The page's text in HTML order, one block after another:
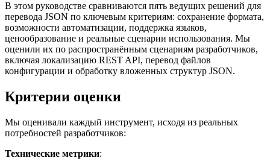
В этом руководстве сравниваются пять ведущих решений для
перевода JSON по ключевым критериям: сохранение формата,
возможности автоматизации, поддержка языков,
ценообразование и реальные сценарии использования. Мы
оценили их по распространённым сценариям разработчиков,
включая локализацию REST API, перевод файлов
конфигурации и обработку вложенных структур JSON.
Критерии оценки
Мы оценивали каждый инструмент, исходя из реальных
потребностей разработчиков:
Технические метрики: